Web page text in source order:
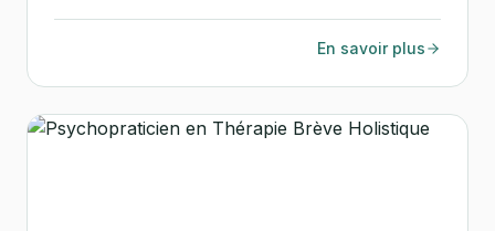
En savoir plus